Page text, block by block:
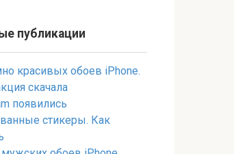
публикации
красивых обоев iPhone.
скачала
появились
стикеры. Как